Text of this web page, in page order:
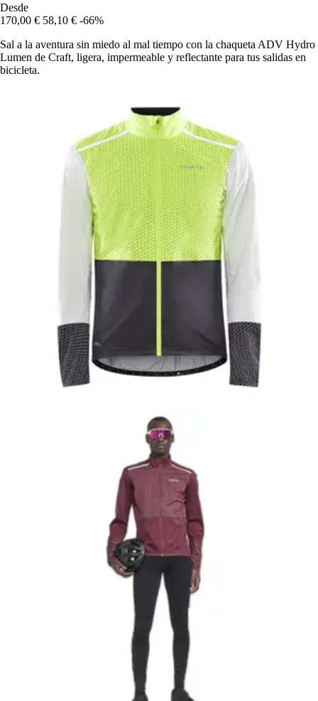
Desde
170,00 € 58,10 € -66%
Sal a la aventura sin miedo al mal tiempo con la chaqueta ADV Hydro
Lumen de Craft, ligera, impermeable y reflectante para tus salidas en
bicicleta.